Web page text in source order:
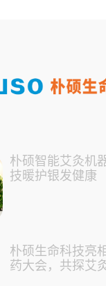
朴硕智能艾灸机
技暖护银发健康
朴硕生命科技亮
药大会，共探艾